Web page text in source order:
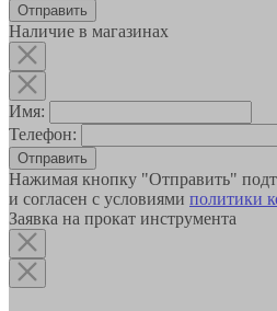
Наличие в магазинах
Имя:
Телефон:
Отправить
Нажимая кнопку "Отправить"
и согласен с условиями политики
Заявка на прокат инструмента